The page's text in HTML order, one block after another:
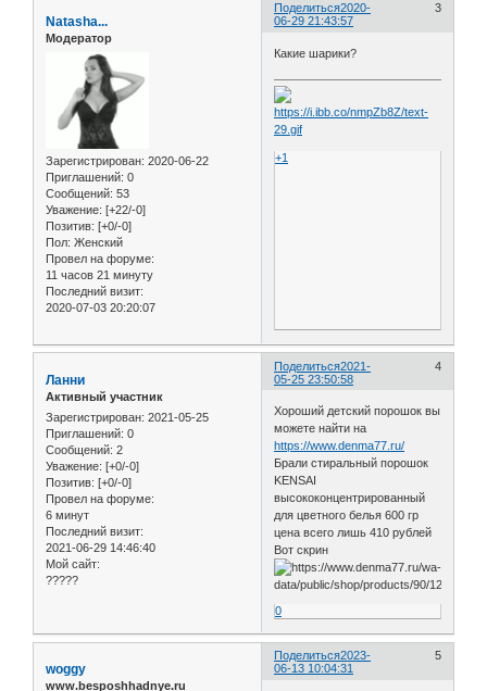
Поделиться 3
2020-
06-29 21:43:57
Natasha...
Модератор
Зарегистрирован: 2020-06-22
Приглашений: 0
Сообщений: 53
Уважение: [+22/-0]
Позитив: [+0/-0]
Пол: Женский
Провел на форуме:
11 часов 21 минуту
Последний визит:
2020-07-03 20:20:07
Какие шарики?
+1
Поделиться 4
2021-
05-25 23:50:58
Ланни
Активный участник
Зарегистрирован: 2021-05-25
Приглашений: 0
Сообщений: 2
Уважение: [+0/-0]
Позитив: [+0/-0]
Провел на форуме:
6 минут
Последний визит:
2021-06-29 14:46:40
Мой сайт:
?????
Хороший детский порошок вы
можете найти на
https://www.denma77.ru/
Брали стиральный порошок
KENSAI
высококонцентрированный
для цветного белья 600 гр
цена всего лишь 410 рублей
Вот скрин
0
Поделиться 5
2023-
06-13 10:04:31
woggy
www.besposhhadnye.ru